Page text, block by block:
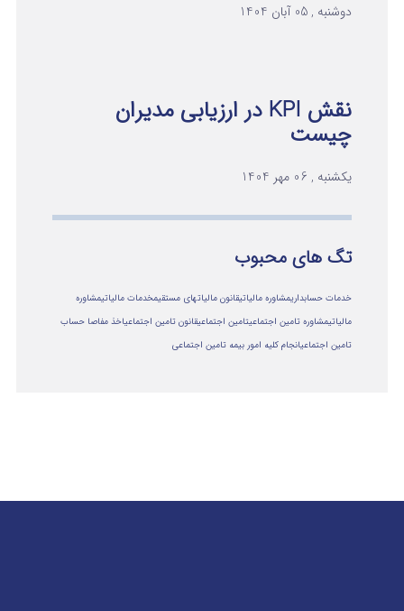
دوشنبه , 05 آبان 1404
نقش KPI در ارزیابی مدیران
چیست
یکشنبه , 06 مهر 1404
تگ های محبوب
خدمات حسابداریمشاوره مالیاتیقانون مالیاتهای مستقیمخدمات مالیاتیمشاوره
مالياتيمشاوره تامین اجتماعیتامین اجتماعیقانون تامین اجتماعیاخذ مفاصا حساب
تامین اجتماعیانجام کلیه امور بیمه تامین اجتماعی